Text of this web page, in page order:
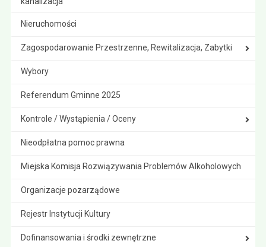
Nieruchomości
Zagospodarowanie Przestrzenne, Rewitalizacja, Zabytki
Wybory
Referendum Gminne 2025
Kontrole / Wystąpienia / Oceny
Nieodpłatna pomoc prawna
Miejska Komisja Rozwiązywania Problemów Alkoholowych
Organizacje pozarządowe
Rejestr Instytucji Kultury
Dofinansowania i środki zewnętrzne